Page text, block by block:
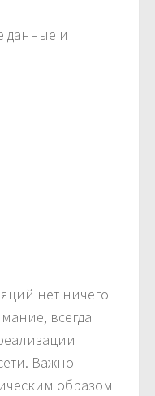
данные и
нет ничего
всегда
Важно
образом